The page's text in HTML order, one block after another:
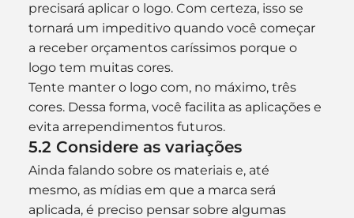
precisará aplicar o logo. Com certeza, isso se
tornará um impeditivo quando você começar
a receber orçamentos caríssimos porque o
logo tem muitas cores.
Tente manter o logo com, no máximo, três
cores. Dessa forma, você facilita as aplicações e
evita arrependimentos futuros.
5.2 Considere as variações
Ainda falando sobre os materiais e, até
mesmo, as mídias em que a marca será
aplicada, é preciso pensar sobre algumas